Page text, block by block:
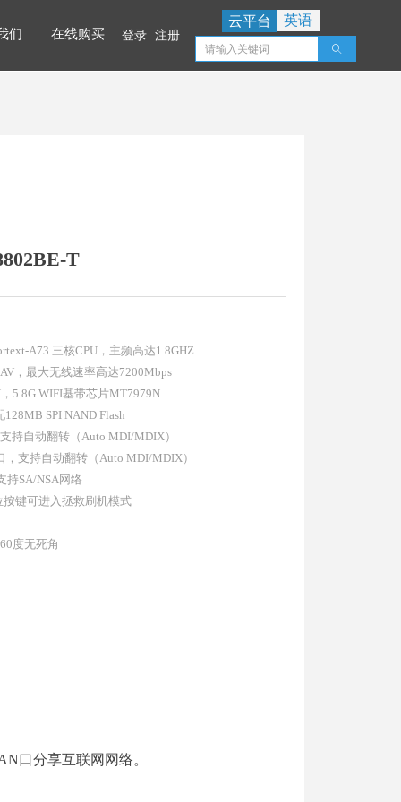
登录 注册
们 在线购买
云平台 英语
ꄠ
T
N口分享互联网网络。
A73 三核CPU，主频高达1.8GHZ
，最大无线速率高达7200Mbps
5.8G WIFI基带芯片MT7979N
SPI NAND Flash
持自动翻转（Auto MDI/MDIX）
支持自动翻转（Auto MDI/MDIX）
持SA/NSA网络
键可进入拯救刷机模式
度无死角